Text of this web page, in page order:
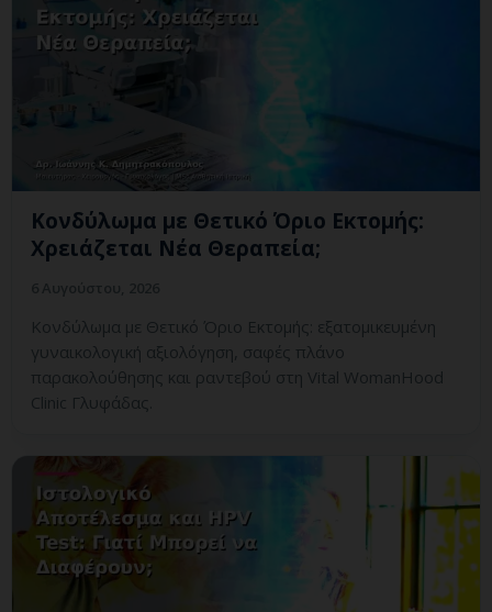
Κονδύλωμα με Θετικό Όριο Εκτομής:
Χρειάζεται Νέα Θεραπεία;
Κονδύλωμα με Θετικό Όριο Εκτομής: εξατομικευμένη
γυναικολογική αξιολόγηση, σαφές πλάνο
παρακολούθησης και ραντεβού στη Vital WomanHood
Clinic Γλυφάδας.